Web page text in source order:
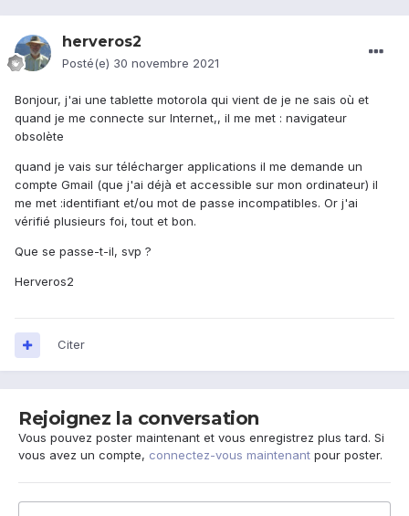
herveros2
Posté(e) 30 novembre 2021
Bonjour, j'ai une tablette motorola qui vient de je ne sais où et
quand je me connecte sur Internet,, il me met : navigateur
obsolète
quand je vais sur télécharger applications il me demande un
compte Gmail (que j'ai déjà et accessible sur mon ordinateur) il
me met :identifiant et/ou mot de passe incompatibles. Or j'ai
vérifié plusieurs foi, tout et bon.
Que se passe-t-il, svp ?
Herveros2
Citer
Rejoignez la conversation
Vous pouvez poster maintenant et vous enregistrez plus tard. Si
vous avez un compte, connectez-vous maintenant pour poster.